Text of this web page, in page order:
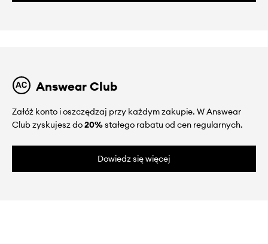
Answear Club
Załóż konto i oszczędzaj przy każdym zakupie. W Answear
Club zyskujesz do20%stałego rabatu od cen regularnych.
Dowiedz się więcej